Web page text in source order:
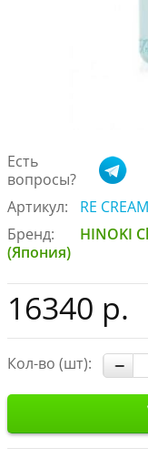
Есть
вопросы?
Артикул:
RE CREAM
Бренд:
HINOKI
(Япония)
16340 р.
Кол-во (шт):